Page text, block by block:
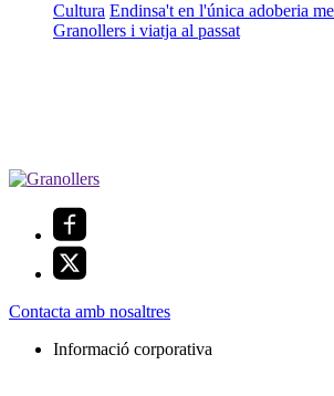
Cultura Endinsa't en l'única adoberia
Granollers i viatja al passat
Contacta amb nosaltres
Informació corporativa